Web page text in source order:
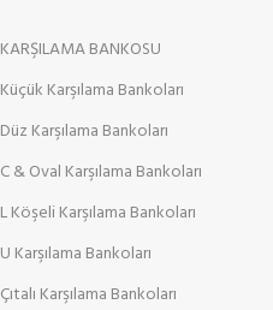
KARŞILAMA BANKOSU
Küçük Karşılama Bankoları
Düz Karşılama Bankoları
C & Oval Karşılama Bankoları
L Köşeli Karşılama Bankoları
U Karşılama Bankoları
Çıtalı Karşılama Bankoları